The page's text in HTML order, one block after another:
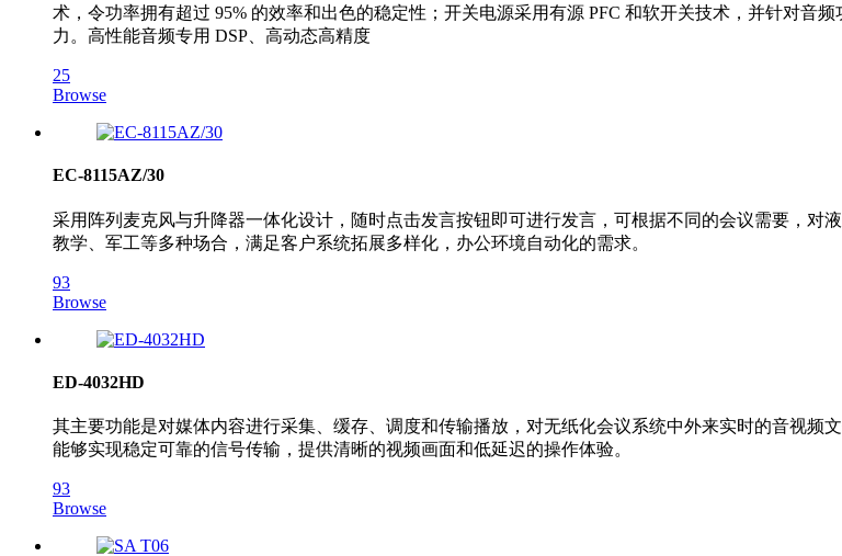
术，令功率拥有超过 95% 的效率和出色的稳定性；开关电源采用有源 PFC 和软开关技术，并针对音
力。高性能音频专用 DSP、高动态高精度
25
Browse
EC-8115AZ/30
采用阵列麦克风与升降器一体化设计，随时点击发言按钮即可进行发言，可根据不同的会议需要，对
教学、军工等多种场合，满足客户系统拓展多样化，办公环境自动化的需求。
93
Browse
ED-4032HD
其主要功能是对媒体内容进行采集、缓存、调度和传输播放，对无纸化会议系统中外来实时的音视频
能够实现稳定可靠的信号传输，提供清晰的视频画面和低延迟的操作体验。
93
Browse